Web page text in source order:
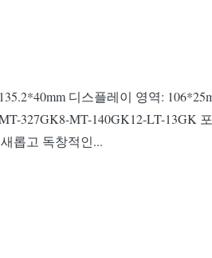
디스플레이 영역:
327GK8-MT-140GK12-LT-13GK
롭고 독창적인...